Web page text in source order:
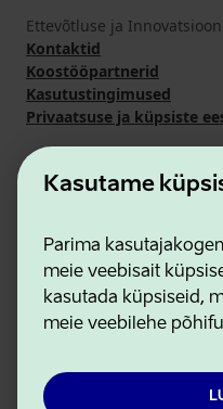
Kasutame
Parima
meie veebisait
kasutada küpsiseid,
meie veebilehe
Ettevõtluse ja
Kontaktid
Koostööpartnerid
Kasutustingimused
Privaatsuse ja küpsiste